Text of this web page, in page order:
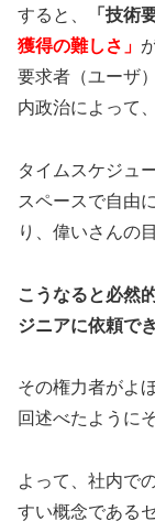
すると、 「技術
獲得の難しさ」
要求者（ユーザ
内政治によって
タイムスケジュ
スペースで自由
り、偉いさんの
こうなると必然
ジニアに依頼で
その権力者がよ
回述べたように
よって、社内で
すい概念である